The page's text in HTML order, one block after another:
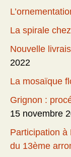
La spirale
Nouvelle
2022
La mosaïque
Grignon :
15 novembre
Participation à
du 13ème